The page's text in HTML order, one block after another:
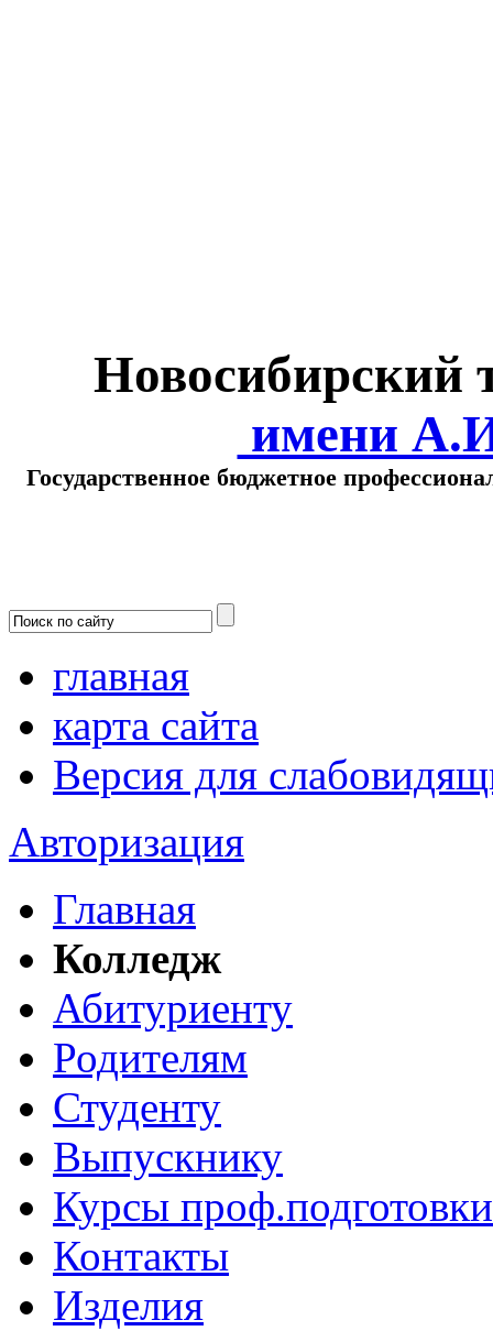
Новосибирский
имени
Государственное бюджетное
главная
карта сайта
Версия для
Авторизация
Главная
Колледж
Абитуриенту
Родителям
Студенту
Выпускнику
Курсы проф.подготовки
Контакты
Изделия